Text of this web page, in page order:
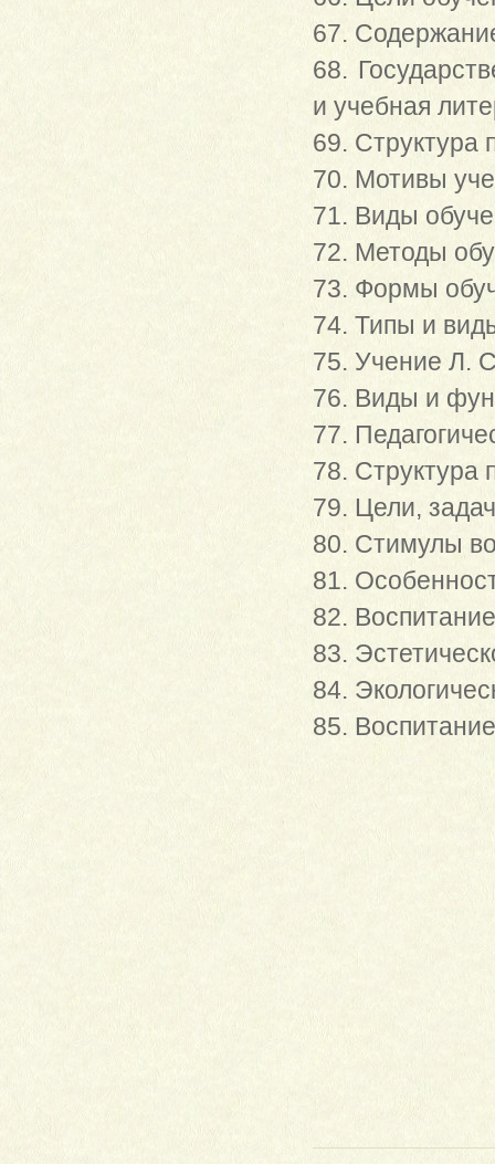
67.
68.
и учебная
69. Структура
70. Мотивы
71. Виды
72. Методы
73. Формы
74. Типы и
75. Учение Л.
76. Виды и
77.
78. Структура
79. Цели,
80. Стимулы
81.
82.
83.
84.
85.